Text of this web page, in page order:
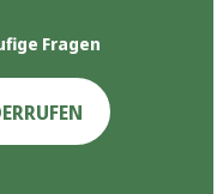
Fragen